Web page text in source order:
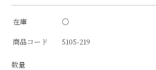
在庫
○
商品コード
5105-219
数量